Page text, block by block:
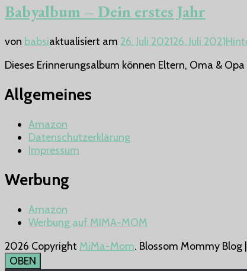
Babyalbum – Dein erstes Jahr
von babsiaktualisiert am 26. Juli 202126. Juli 2021
Dieses Erinnerungsalbum können Eltern, Oma &
Allgemeines
Amazon
Datenschutzerklärung
Impressum
Werbung
Amazon
Werbung auf MIMA-MOM
2026 Copyright MiMa-Mom. Blossom Mommy Blog
OBEN